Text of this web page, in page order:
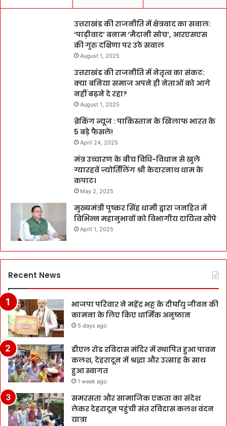
उत्तराखंड की राजनीति में क्षेत्रवाद का सवाल:
‘पाड़ीवाद’ बनाम ‘मैदानी सोच’, आरएसएस
की गुरु दक्षिणा पर उठे सवाल
August 1, 2025
उत्तराखंड की राजनीति में नेतृत्व का संकट:
क्या बनिया समाज अपने ही नेताओं को आगे
नहीं बढ़ने दे रहा?
August 1, 2025
ब्रेकिंग न्यूज : पाकिस्तान के खिलाफ भारत के
5 बड़े फैसले!
April 24, 2025
मंत्र उच्चारण के बीच विधि-विधान से खुले
ग्यारहवें ज्योर्तिलिंग श्री केदारनाथ धाम के
कपाट।
May 2, 2025
मुख्यमंत्री पुष्कर सिंह धामी द्वारा जनहित में
विभिन्न महानुभावों को विभागीय दायित्व सौंपे
April 1, 2025
Recent News
भाजपा परिवार ने महेंद्र भट्ट के दीर्घायु जीवन की
कामना के लिए किए धार्मिक अनुष्ठान
5 days ago
डीएल रोड रविदास मंदिर में स्थापित हुआ पावन
कलश, देहरादून में श्रद्धा और उत्साह के साथ
हुआ स्वागत
1 week ago
समरसता और सामाजिक एकता का संदेश
लेकर देहरादून पहुंची संत रविदास कलश वंदन
यात्रा